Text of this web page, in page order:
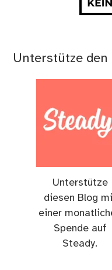
Unterstütze
Unterstütze
diesen Blog
einer
Spende auf
Steady.